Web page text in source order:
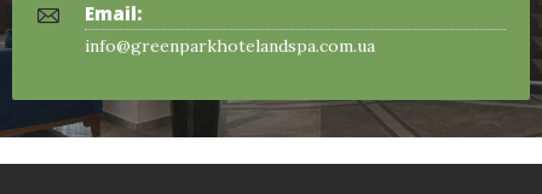
Email:
info@greenparkhotelandspa.com.ua